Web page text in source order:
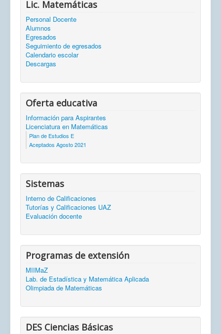
Lic. Matemáticas
Personal Docente
Alumnos
Egresados
Seguimiento de egresados
Calendario escolar
Descargas
Oferta educativa
Información para Aspirantes
Licenciatura en Matemáticas
Plan de Estudios E
Aceptados Agosto 2021
Sistemas
Interno de Calificaciones
Tutorías y Calificaciones UAZ
Evaluación docente
Programas de extensión
MIIMaZ
Lab. de Estadística y Matemática Aplicada
Olimpiada de Matemáticas
DES Ciencias Básicas